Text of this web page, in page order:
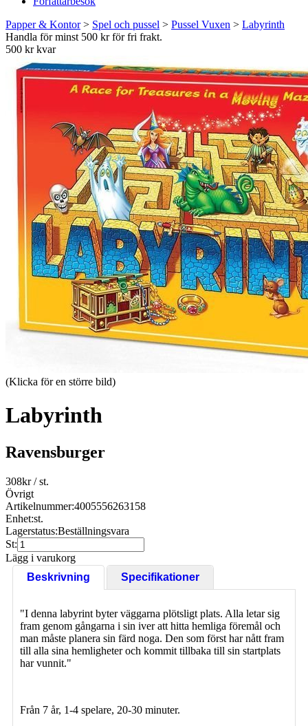
Papper & Kontor> Spel och pussel > Pussel Vuxen > Labyrinth
Handla för minst 500 kr för fri frakt.
500 kr kvar
(Klicka för en större bild)
Labyrinth
Ravensburger
308kr/ st.
Övrigt
Artikelnummer:4005556263158
Enhet:st.
Lagerstatus:Beställningsvara
St:
Lägg i varukorg
Beskrivning
Specifikationer
"I denna labyrint byter väggarna plötsligt plats. Alla letar sig
fram genom gångarna i sin iver att hitta hemliga föremål och
man måste planera sin färd noga. Den som först har nått fram
till alla sina hemligheter och kommit tillbaka till sin startplats
har vunnit."
Från 7 år, 1-4 spelare, 20-30 minuter.